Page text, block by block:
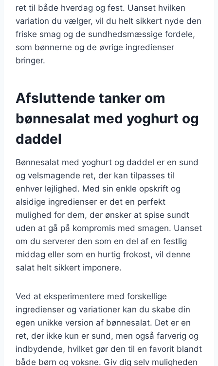
ret til både hverdag og fest. Uanset hvilken
variation du vælger, vil du helt sikkert nyde den
friske smag og de sundhedsmæssige fordele,
som bønnerne og de øvrige ingredienser
bringer.
Afsluttende tanker om
bønnesalat med yoghurt og
daddel
Bønnesalat med yoghurt og daddel er en sund
og velsmagende ret, der kan tilpasses til
enhver lejlighed. Med sin enkle opskrift og
alsidige ingredienser er det en perfekt
mulighed for dem, der ønsker at spise sundt
uden at gå på kompromis med smagen. Uanset
om du serverer den som en del af en festlig
middag eller som en hurtig frokost, vil denne
salat helt sikkert imponere.
Ved at eksperimentere med forskellige
ingredienser og variationer kan du skabe din
egen unikke version af bønnesalat. Det er en
ret, der ikke kun er sund, men også farverig og
indbydende, hvilket gør den til en favorit blandt
både børn og voksne. Giv dig selv muligheden